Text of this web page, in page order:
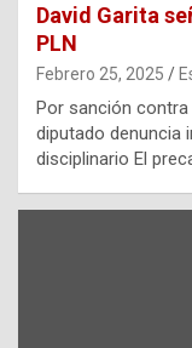
David Garita
PLN
Febrero 25, 2025
Por sanción
diputado denuncia
disciplinario El